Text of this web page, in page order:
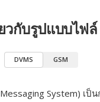
วกับรูปแบบไฟล์
DVMS GSM
System) เป็น